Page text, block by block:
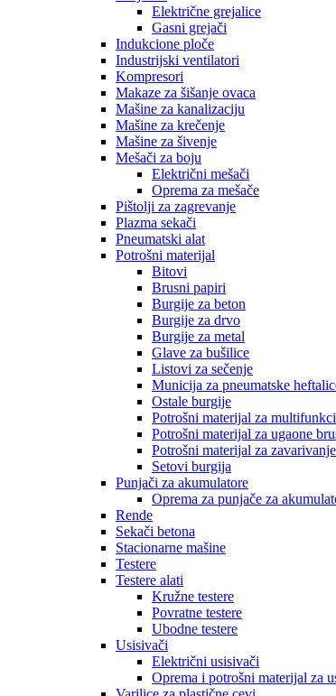
Električne grejalice
Gasni grejači
Indukcione ploče
Industrijski ventilatori
Kompresori
Makaze za šišanje ovaca
Mašine za kanalizaciju
Mašine za krečenje
Mašine za šivenje
Mešači za boju
Električni mešači
Oprema za mešače
Pištolji za zagrevanje
Plazma sekači
Pneumatski alat
Potrošni materijal
Bitovi
Brusni papiri
Burgije za beton
Burgije za drvo
Burgije za metal
Glave za bušilice
Listovi za sečenje
Municija za pneumatske
Ostale burgije
Potrošni materijal za
Potrošni materijal za ugaone
Potrošni materijal za zavarivanje
Setovi burgija
Punjači za akumulatore
Oprema za punjače za
Rende
Sekači betona
Stacionarne mašine
Testere
Testere alati
Kružne testere
Povratne testere
Ubodne testere
Usisivači
Električni usisivači
Oprema i potrošni materijal za